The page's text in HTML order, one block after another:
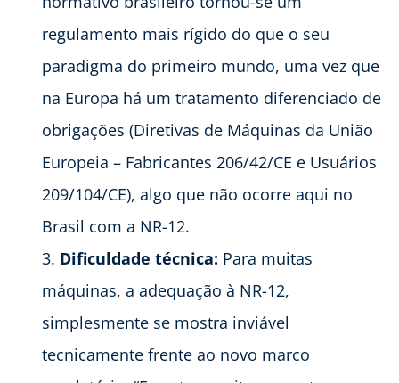
regulamento mais rígido do que o seu
paradigma do primeiro mundo, uma vez que
na Europa há um tratamento diferenciado de
obrigações (Diretivas de Máquinas da União
Europeia – Fabricantes 206/42/CE e Usuários
209/104/CE), algo que não ocorre aqui no
Brasil com a NR-12.
Dificuldade técnica: Para muitas
máquinas, a adequação à NR-12,
simplesmente se mostra inviável
tecnicamente frente ao novo marco